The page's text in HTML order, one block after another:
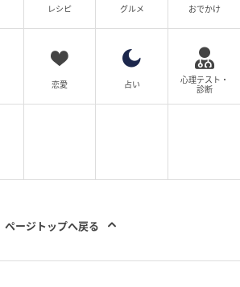
レシピ グルメ おでかけ
恋愛 占い
心理テスト・
診断
ページトップへ戻る